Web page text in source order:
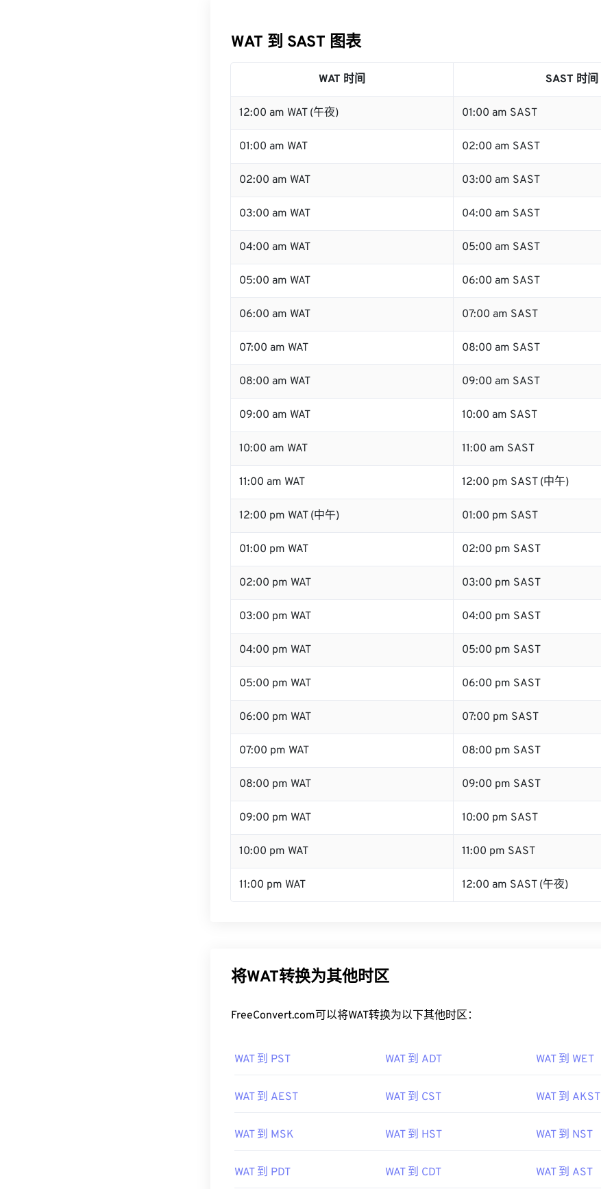
WAT 到 SAST 图表
WAT 时间 SAST 时间
12:00 am WAT (午夜) 01:00 am SAST
01:00 am WAT 02:00 am SAST
02:00 am WAT 03:00 am SAST
03:00 am WAT 04:00 am SAST
04:00 am WAT 05:00 am SAST
05:00 am WAT 06:00 am SAST
06:00 am WAT 07:00 am SAST
07:00 am WAT 08:00 am SAST
08:00 am WAT 09:00 am SAST
09:00 am WAT 10:00 am SAST
10:00 am WAT 11:00 am SAST
11:00 am WAT 12:00 pm SAST (中午)
12:00 pm WAT (中午) 01:00 pm SAST
01:00 pm WAT 02:00 pm SAST
02:00 pm WAT 03:00 pm SAST
03:00 pm WAT 04:00 pm SAST
04:00 pm WAT 05:00 pm SAST
05:00 pm WAT 06:00 pm SAST
06:00 pm WAT 07:00 pm SAST
07:00 pm WAT 08:00 pm SAST
08:00 pm WAT 09:00 pm SAST
09:00 pm WAT 10:00 pm SAST
10:00 pm WAT 11:00 pm SAST
11:00 pm WAT 12:00 am SAST (午夜)
将WAT转换为其他时区
FreeConvert.com可以将WAT转换为以下其他时区：
WAT 到 PST WAT 到 ADT WAT 到 WET
WAT 到 AEST WAT 到 CST WAT 到 AKST
WAT 到 MSK WAT 到 HST WAT 到 NST
WAT 到 PDT WAT 到 CDT WAT 到 AST